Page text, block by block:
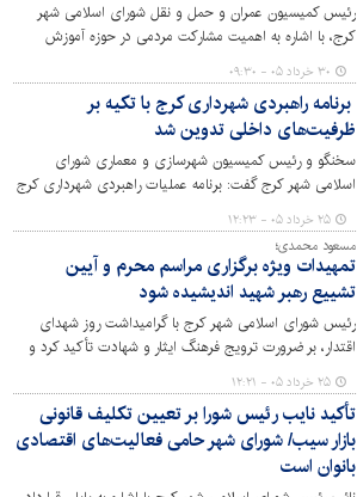
رئیس کمیسیون عمران و حمل و نقل شورای اسلامی شهر
کرج، با اشاره به اهمیت مشارکت مردمی در حوزه آموزش
گفت: یکی از راه‌های بهسازی و بازسازی مدارس از نظر عمرانی
و بازتعریف آموزشی می‌تواند توسط مشارکت دادن نخبگان،
گروه های جهادی، والدین و شهروندان صورت گیرد.
۳۰ خرداد ۰۵ - ۰۹:۳۰
برنامه راهبردی شهرداری کرج با تکیه بر
ظرفیت‌های داخلی تدوین شد
سخنگو و رئیس کمیسیون شهرسازی و معماری شورای
اسلامی شهر کرج گفت: برنامه عملیات راهبردی شهرداری کرج
برای نخستین‌بار با بهره‌گیری از توان کارشناسی و تخصصی
نیروهای داخلی شهرداری تدوین شده که این اقدام
نشان‌دهنده ظرفیت بالای منابع انسانی مدیریت شهری است.
۲۵ خرداد ۰۵ - ۱۲:۲۳
مسعود محمدی؛
تمهیدات ویژه برگزاری مراسم محرم و آیین
تشییع رهبر شهید اندیشیده شود
رئیس شورای اسلامی شهر کرج با گرامیداشت روز شهدای
اقتدار، بر ضرورت ترویج فرهنگ ایثار و شهادت تأکید کرد و
خواستار برنامه‌ریزی منسجم مدیریت شهری برای برگزاری
آیین‌های ماه محرم و همچنین مشارکت در مراسم تشییع رهبر
شهید شد.
۲۵ خرداد ۰۵ - ۱۲:۲۱
تأکید نایب رئیس شورا بر تعیین تکلیف قانونی
بازار سیب/ شورای شهر حامی فعالیت‌های اقتصادی
بانوان است